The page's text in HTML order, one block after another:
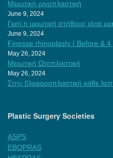
Μειωτική ρινοπλαστική
June 9, 2024
Γιατί η μειωτική στήθους είναι
June 9, 2024
Finesse rhinoplasty | Before &
May 26, 2024
Μειωτική Ωτοπλαστική
May 26, 2024
Στην βλεφαροπλαστική κάθε
Plastic Surgery Societies
ASPS
EBOPRAS